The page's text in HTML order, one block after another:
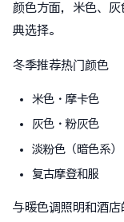
颜色方面，米色、
典选择。
冬季推荐热门颜色
米色・摩卡色
灰色・粉灰色
淡粉色（暗色系）
复古摩登和服
与暖色调照明和酒